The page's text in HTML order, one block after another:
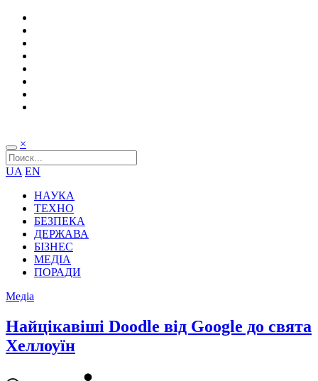
×
UA EN
НАУКА
ТЕХНО
БЕЗПЕКА
ДЕРЖАВА
БІЗНЕС
МЕДІА
ПОРАДИ
Медіа
Найцікавіші Doodle від Google до свята
Хеллоуїн